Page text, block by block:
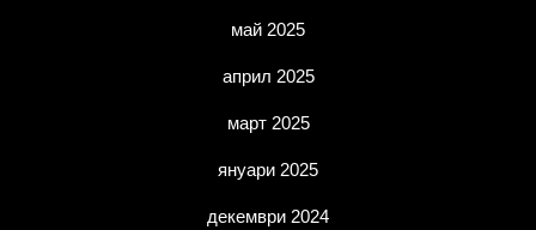
май 2025
април 2025
март 2025
януари 2025
декември 2024